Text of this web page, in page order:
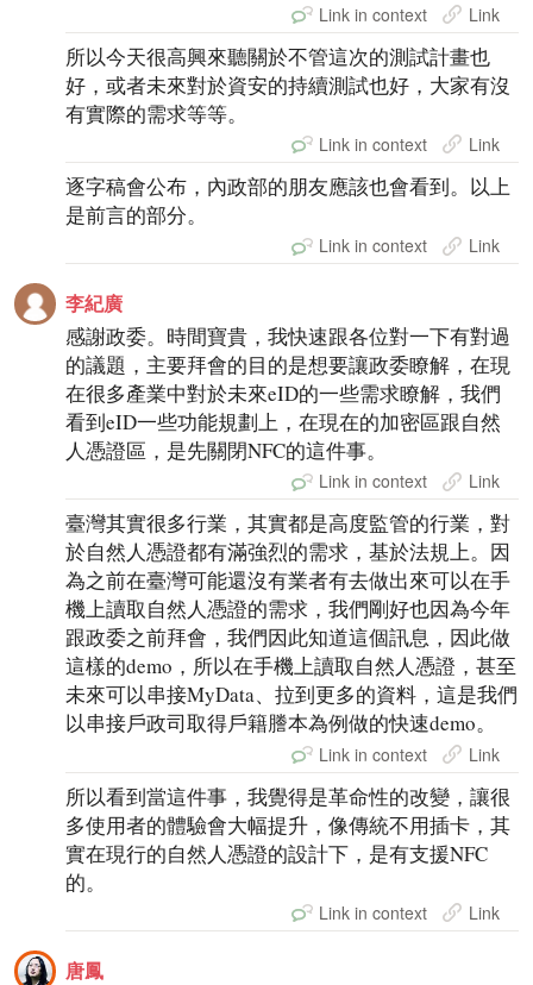
Link in context Link
所以今天很高興來聽關於不管這次的測試計畫也
好，或者未來對於資安的持續測試也好，大家有沒
有實際的需求等等。
Link in context Link
逐字稿會公布，內政部的朋友應該也會看到。以上
是前言的部分。
Link in context Link
李紀廣
感謝政委。時間寶貴，我快速跟各位對一下有對過
的議題，主要拜會的目的是想要讓政委瞭解，在現
在很多產業中對於未來eID的一些需求瞭解，我們
看到eID一些功能規劃上，在現在的加密區跟自然
人憑證區，是先關閉NFC的這件事。
Link in context Link
臺灣其實很多行業，其實都是高度監管的行業，對
於自然人憑證都有滿強烈的需求，基於法規上。因
為之前在臺灣可能還沒有業者有去做出來可以在手
機上讀取自然人憑證的需求，我們剛好也因為今年
跟政委之前拜會，我們因此知道這個訊息，因此做
這樣的demo，所以在手機上讀取自然人憑證，甚至
未來可以串接MyData、拉到更多的資料，這是我們
以串接戶政司取得戶籍謄本為例做的快速demo。
Link in context Link
所以看到當這件事，我覺得是革命性的改變，讓很
多使用者的體驗會大幅提升，像傳統不用插卡，其
實在現行的自然人憑證的設計下，是有支援NFC
的。
Link in context Link
唐鳳